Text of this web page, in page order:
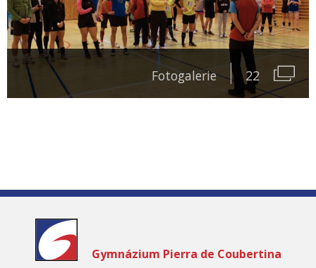
Fotogalerie 22
Gymnázium Pierra de Coubertina